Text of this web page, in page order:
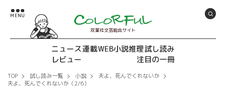
双葉社文芸総合サイト
ニュース連載WEB小説推理試し読み
レビュー
注目の一冊
TOP 試し読み一覧 小説
夫よ、死んでくれないか
夫よ、死んでくれないか（2/6）